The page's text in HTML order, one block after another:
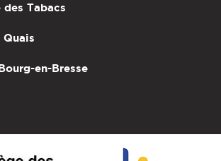
des Tabacs
Quais
en-Bresse